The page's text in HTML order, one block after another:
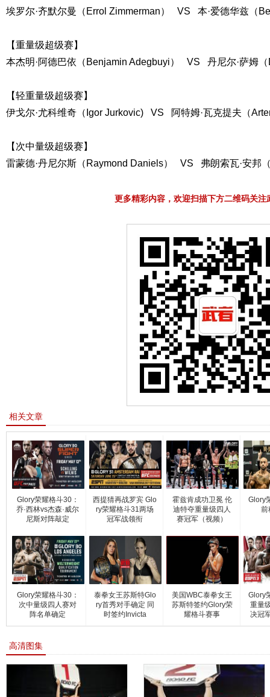
埃罗尔·齐默尔曼（Errol Zimmerman） VS 本·爱德华兹（
【重量级超级赛】
本杰明·阿德巴依（Benjamin Adegbuyi） VS 丹尼尔·萨姆
【轻重量级超级赛】
伊戈尔·尤科维奇（Igor Jurkovic) VS 阿特姆·瓦克提夫（
【次中量级超级赛】
雷蒙德·丹尼尔斯（Raymond Daniels） VS 弗朗索瓦·安邦
更多精彩内容，欢迎扫描下方二维码关注
相关文章
Glory荣耀格斗30：
乔·西林vs杰森·威尔
尼斯对阵敲定
西提猜再战罗宾 Glo
ry荣耀格斗31两场
冠军战领衔
霍兹肯成功卫冕 伦
迪特夺重量级四人
赛冠军（视频）
Glory
前
Glory荣耀格斗30：
次中量级四人赛对
阵名单确定
泰拳女王苏斯特Glo
ry首秀对手确定 同
时签约Invicta
美国WBC泰拳女王
苏斯特签约Glory荣
耀格斗赛事
Glory
重量
决冠
高清图集